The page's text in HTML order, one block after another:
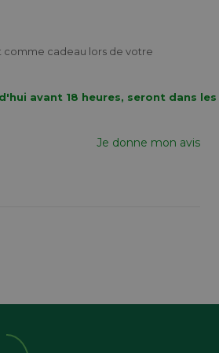
comme cadeau lors de votre
avant 18 heures, seront dans
Je donne mon avis